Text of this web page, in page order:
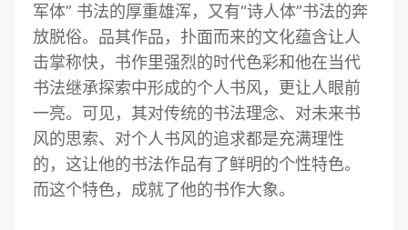
军体” 书法的厚重雄浑，又有“诗人体”书法的奔
放脱俗。品其作品，扑面而来的文化蕴含让人
击掌称快，书作里强烈的时代色彩和他在当代
书法继承探索中形成的个人书风，更让人眼前
一亮。可见，其对传统的书法理念、对未来书
风的思索、对个人书风的追求都是充满理性
的，这让他的书法作品有了鲜明的个性特色。
而这个特色，成就了他的书作大象。